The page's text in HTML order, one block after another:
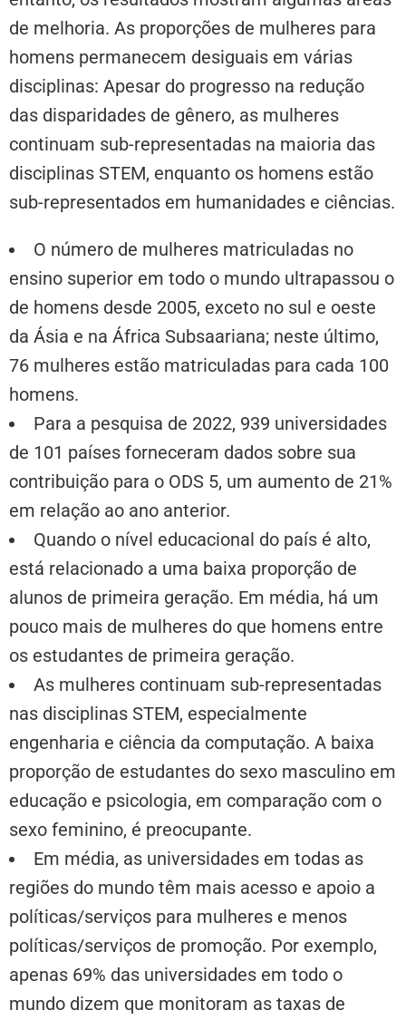
de melhoria. As proporções de mulheres para
homens permanecem desiguais em várias
disciplinas: Apesar do progresso na redução
das disparidades de gênero, as mulheres
continuam sub-representadas na maioria das
disciplinas STEM, enquanto os homens estão
sub-representados em humanidades e ciências.
O número de mulheres matriculadas no
ensino superior em todo o mundo ultrapassou o
de homens desde 2005, exceto no sul e oeste
da Ásia e na África Subsaariana; neste último,
76 mulheres estão matriculadas para cada 100
homens.
Para a pesquisa de 2022, 939 universidades
de 101 países forneceram dados sobre sua
contribuição para o ODS 5, um aumento de 21%
em relação ao ano anterior.
Quando o nível educacional do país é alto,
está relacionado a uma baixa proporção de
alunos de primeira geração. Em média, há um
pouco mais de mulheres do que homens entre
os estudantes de primeira geração.
As mulheres continuam sub-representadas
nas disciplinas STEM, especialmente
engenharia e ciência da computação. A baixa
proporção de estudantes do sexo masculino em
educação e psicologia, em comparação com o
sexo feminino, é preocupante.
Em média, as universidades em todas as
regiões do mundo têm mais acesso e apoio a
políticas/serviços para mulheres e menos
políticas/serviços de promoção. Por exemplo,
apenas 69% das universidades em todo o
mundo dizem que monitoram as taxas de